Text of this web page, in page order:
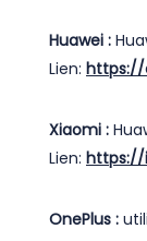
Huawei :
Lien: https://
Xiaomi :
Lien: https://
OnePlus :